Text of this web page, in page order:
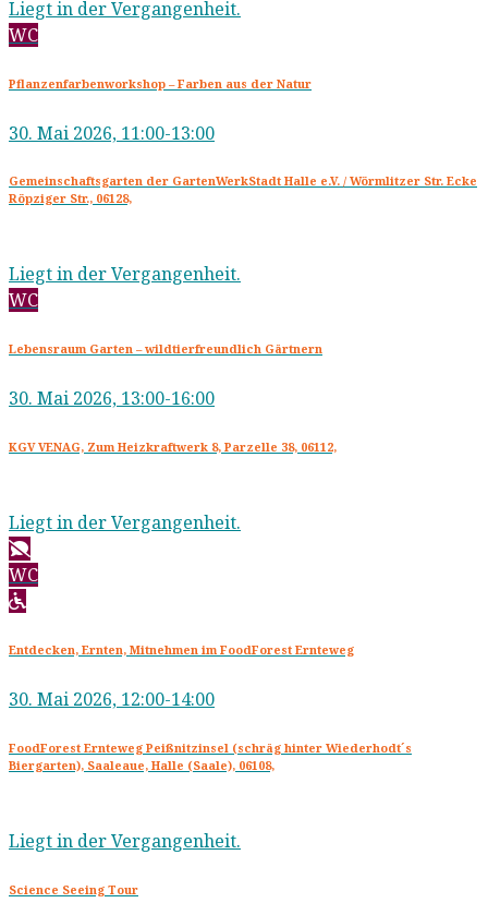
Liegt in der Vergangenheit.
WC
Pflanzenfarbenworkshop – Farben aus der Natur
30. Mai 2026, 11:00-13:00
Gemeinschaftsgarten der GartenWerkStadt Halle e.V. / Wörmlitzer Str. Ecke
Röpziger Str., 06128,
Liegt in der Vergangenheit.
WC
Lebensraum Garten – wildtierfreundlich Gärtnern
30. Mai 2026, 13:00-16:00
KGV VENAG, Zum Heizkraftwerk 8, Parzelle 38, 06112,
Liegt in der Vergangenheit.
WC
Entdecken, Ernten, Mitnehmen im FoodForest Ernteweg
30. Mai 2026, 12:00-14:00
FoodForest Ernteweg Peißnitzinsel (schräg hinter Wiederhodt´s
Biergarten), Saaleaue, Halle (Saale), 06108,
Liegt in der Vergangenheit.
Science Seeing Tour